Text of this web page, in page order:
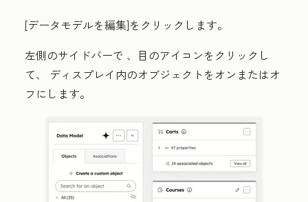
[データモデルを編集]をクリックします。
左側のサイドバーで 、目のアイコンをクリックし
て、
ディスプレイ内のオブジェクトをオンまたはオ
フにします。